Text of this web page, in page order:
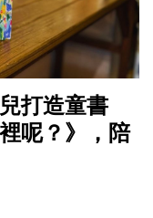
打造童書
呢？》，陪